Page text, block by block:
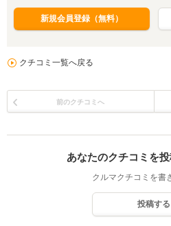
新規会員登録（無料）
クチコミ一覧へ戻る
前のクチコミへ
あなたのクチコミを
クルマクチコミを書
投稿する